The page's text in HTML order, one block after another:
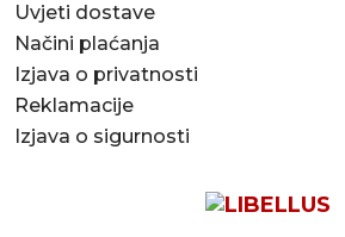
Uvjeti dostave
Načini plaćanja
Izjava o privatnosti
Reklamacije
Izjava o sigurnosti